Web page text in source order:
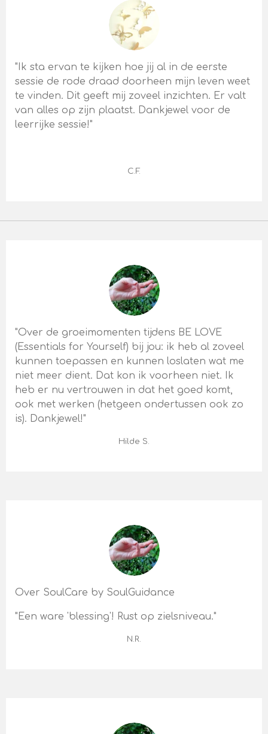
"Ik sta ervan te kijken hoe jij al in de eerste
sessie de rode draad doorheen mijn leven weet
te vinden. Dit geeft mij zoveel inzichten. Er valt
van alles op zijn plaatst. Dankjewel voor de
leerrijke sessie!"
C.F.
"Over de groeimomenten tijdens BE LOVE
(Essentials for Yourself) bij jou: ik heb al zoveel
kunnen toepassen en kunnen loslaten wat me
niet meer dient. Dat kon ik voorheen niet. Ik
heb er nu vertrouwen in dat het goed komt,
ook met werken (hetgeen ondertussen ook zo
is). Dankjewel!"
Hilde S.
Over SoulCare by SoulGuidance
"Een ware 'blessing'! Rust op zielsniveau."
N.R.